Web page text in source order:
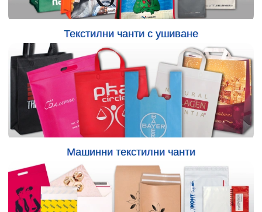
Текстилни чанти с ушиване
Машинни текстилни чанти